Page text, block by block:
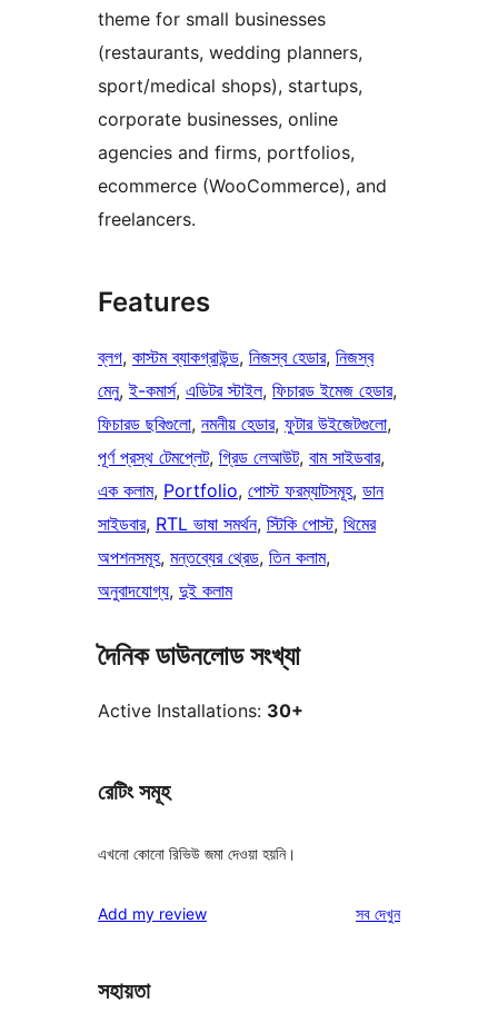
theme for small businesses
(restaurants, wedding planners,
sport/medical shops), startups,
corporate businesses, online
agencies and firms, portfolios,
ecommerce (WooCommerce), and
freelancers.
Features
ব্লগ, কাস্টম ব্যাকগ্রাউন্ড, নিজস্ব হেডার, নিজস্ব
মেনু, ই-কমার্স, এডিটর স্টাইল, ফিচারড ইমেজ হেডার
ফিচারড ছবিগুলো, নমনীয় হেডার, ফুটার উইজেটগুলো
পূর্ণ প্রস্থ টেমপ্লেট, গ্রিড লেআউট, বাম সাইডবার
এক কলাম, Portfolio, পোস্ট ফরম্যাটসমূহ, ডান
সাইডবার, RTL ভাষা সমর্থন, স্টিকি পোস্ট, থিমের
অপশনসমূহ, মন্তব্যের থ্রেড, তিন কলাম
অনুবাদযোগ্য, দুই কলাম
দৈনিক ডাউনলোড সংখ্যা
Active Installations: 30+
রেটিং সমূহ
এখনো কোনো রিভিউ জমা দেওয়া হয়নি।
Add my review সবরিভিউ
দেখুন
সহায়তা